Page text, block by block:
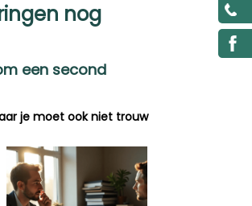
nog
een second
je moet ook niet trouw